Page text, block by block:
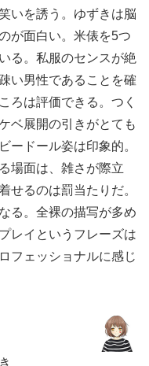
いを誘う。ゆずきは脳
が面白い。米俵を5つ
る。私服のセンスが絶
い男性であることを確
ろは評価できる。つく
ベ展開の引きがとても
ードール姿は印象的。
場面は、雑さが際立
せるのは罰当たりだ。
る。全裸の描写が多め
レイというフレーズは
フェッショナルに感じ